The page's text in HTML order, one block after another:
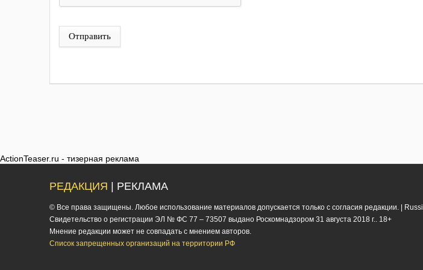
Отправить
ActionTeaser.ru - тизерная реклама
РЕДАКЦИЯ | РЕКЛАМА
© Все права защищены. Любое использование материалов допускается только с согласия редакции. |
Cвидетельство о регистрации ЭЛ № ФС 77 – 73507 выдано Роскомнадзором 31 августа 2018 г.. 18+
Мнение редакции может не совпадать с мнением авторов.
Список запрещенных организаций на территории РФ